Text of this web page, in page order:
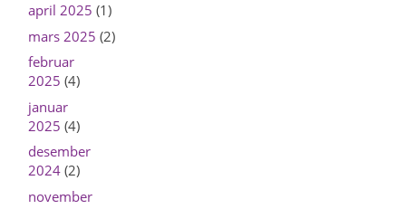
april 2025 (1)
mars 2025 (2)
februar
2025 (4)
januar
2025 (4)
desember
2024(2)
november